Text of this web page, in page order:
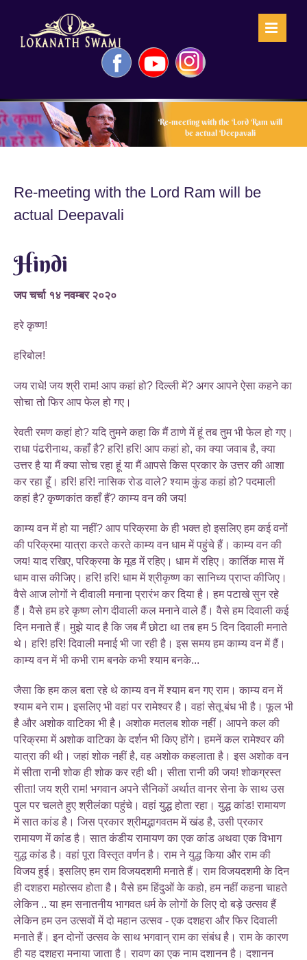
FacebookYouTubeInstagram
Re-meeting with the Lord Ram will
be actual Deepavali
Re-meeting with the Lord Ram will be
actual Deepavali
Hindi
जप चर्चा १४ नवम्बर २०२०
हरे कृष्ण!
हरिबोल!
जय राधे! जय श्री राम! आप कहां हो? दिल्ली में? अगर आपने ऐसा कहने का
सोचा तो फिर आप फेल हो गए।
रेवती रमण कहां हो? यदि तुमने कहा कि मैं ठाणे में हूं तब तुम भी फेल हो गए।
राधा पंढरीनाथ, कहाँ है? हरि! हरि! आप कहां हो, का क्या जवाब है, क्या
उत्तर है या मैं क्या सोच रहा हूं या मैं आपसे किस प्रकार के उत्तर की आशा
कर रहा हूँ। हरि! हरि! नासिक रोड वाले? श्याम कुंड कहां हो? पदमाली
कहां है? कृष्णकांत कहाँ हैं? काम्य वन की जय!
काम्य वन में हो या नहीं? आप परिक्रमा के ही भक्त हो इसलिए हम कई वनों
की परिक्रमा यात्रा करते करते काम्य वन धाम में पहुंचे हैं। काम्य वन की
जय! याद रखिए, परिक्रमा के मूड में रहिए। धाम में रहिए। कार्तिक मास में
धाम वास कीजिए। हरि! हरि! धाम में श्रीकृष्ण का सानिध्य प्राप्त कीजिए।
वैसे आज लोगों ने दीवाली मनाना प्रारंभ कर दिया है। हम पटाखे सुन रहे
हैं। वैसे हम हरे कृष्ण लोग दीवाली कल मनाने वाले हैं। वैसे हम दिवाली कई
दिन मनाते हैं। मुझे याद है कि जब मैं छोटा था तब हम 5 दिन दिवाली मनाते
थे। हरि! हरि! दिवाली मनाई भी जा रही है। इस समय हम काम्य वन में हैं।
काम्य वन में भी कभी राम बनके कभी श्याम बनके...
जैसा कि हम कल बता रहे थे काम्य वन में श्याम बन गए राम। काम्य वन में
श्याम बने राम। इसलिए भी वहां पर रामेश्वर है। वहां सेतू बंध भी है। फूल भी
है और अशोक वाटिका भी है। अशोक मतलब शोक नहीं। आपने कल की
परिक्रमा में अशोक वाटिका के दर्शन भी किए होंगे। हमनें कल रामेश्वर की
यात्रा की थी। जहां शोक नहीं है, वह अशोक कहलाता है। इस अशोक वन
में सीता रानी शोक ही शोक कर रही थी। सीता रानी की जय! शोकग्रस्त
सीता! जय श्री राम! भगवान अपने सैनिकों अर्थात वानर सेना के साथ उस
पुल पर चलते हुए श्रीलंका पहुंचे। वहां युद्ध होता रहा। युद्ध कांड! रामायण
में सात कांड है। जिस प्रकार श्रीमद्भागवतम में खंड है, उसी प्रकार
रामायण में कांड है। सात कंडीय रामायण का एक कांड अथवा एक विभाग
युद्ध कांड है। वहां पूरा विस्तृत वर्णन है। राम ने युद्ध किया और राम की
विजय हुई। इसलिए हम राम विजयदशमी मनाते हैं। राम विजयदशमी के दिन
ही दशहरा महोत्सव होता है। वैसे हम हिंदुओं के कहो, हम नहीं कहना चाहते
लेकिन .. या हम सनातनीय भागवत धर्म के लोगों के लिए दो बड़े उत्सव हैं
लेकिन हम उन उत्सवों में दो महान उत्सव - एक दशहरा और फिर दिवाली
मनाते हैं। इन दोनों उत्सव के साथ भगवान् राम का संबंध है। राम के कारण
ही यह दशहरा मनाया जाता है। रावण का एक नाम दशानन है। दशानन